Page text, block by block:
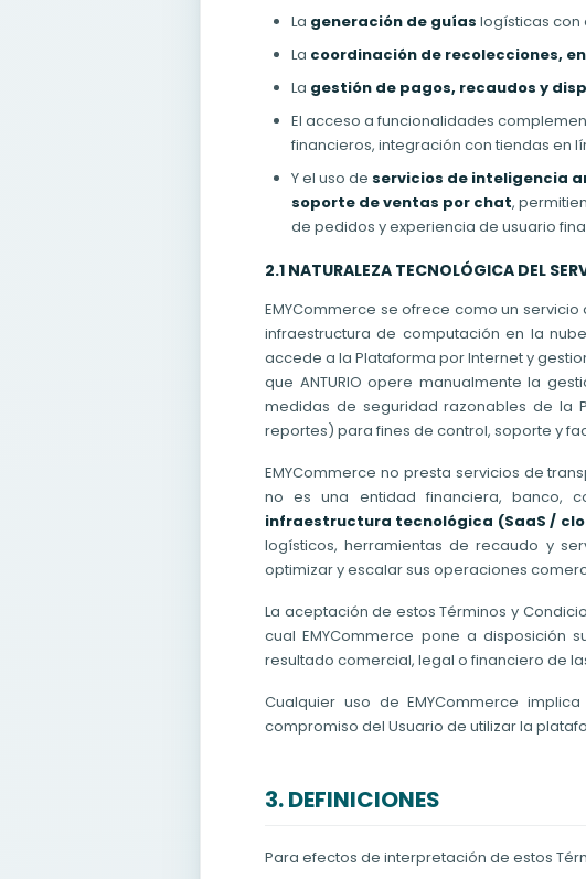
La generación de guías logísticas con
La coordinación de recolecciones,
La gestión de pagos, recaudos y
El acceso a funcionalidades
financieros, integración con tiendas en
Y el uso de servicios de inteligencia
soporte de ventas por chat,
de pedidos y experiencia de usuario
2.1 NATURALEZA TECNOLÓGICA DEL
EMYCommerce se ofrece como un
infraestructura de computación en la nube
accede a la Plataforma por Internet y
que ANTURIO opere manualmente la
medidas de seguridad razonables de la
reportes) para fines de control, soporte y
EMYCommerce no presta servicios de
no es una entidad financiera, banco,
infraestructura tecnológica (SaaS /
logísticos, herramientas de recaudo y
optimizar y escalar sus operaciones
La aceptación de estos Términos y
cual EMYCommerce pone a
resultado comercial, legal o financiero de
Cualquier uso de EMYCommerce
compromiso del Usuario de utilizar la
3. DEFINICIONES
Para efectos de interpretación de estos